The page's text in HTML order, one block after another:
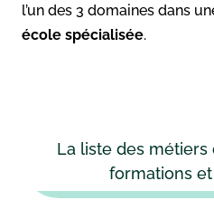
l’un des 3 domaines dans
école spécialisée.
La liste des métiers
formations